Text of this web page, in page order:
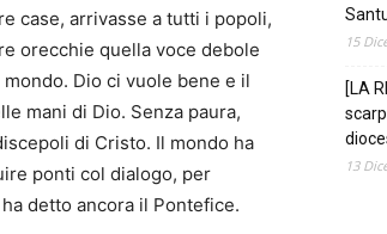
case, arrivasse a tutti i popoli,
orecchie quella voce debole
Dio ci vuole bene e il
mani di Dio. Senza paura,
di Cristo. Il mondo ha
ponti col dialogo, per
detto ancora il Pontefice.
15
[LA
13